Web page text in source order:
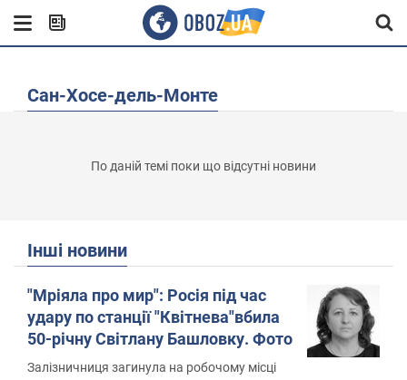
Сан-Хосе-дель-Монте
По даній темі поки що відсутні новини
Інші новини
"Мріяла про мир": Росія під час
удару по станції "Квітнева"вбила
50-річну Світлану Башловку. Фото
Залізничниця загинула на робочому місці